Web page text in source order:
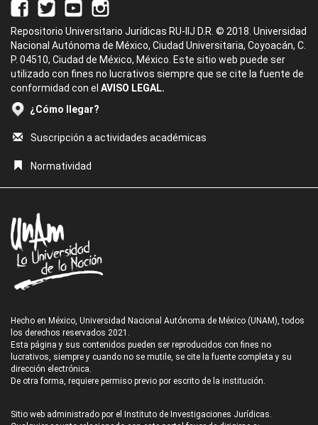
Repositorio Universitario Jurídicas RU-IIJ D.R. © 2018. Universidad
Nacional Autónoma de México, Ciudad Universitaria, Coyoacán, C.
P. 04510, Ciudad de México, México. Este sitio web puede ser
utilizado con fines no lucrativos siempre que se cite la fuente de
conformidad con el AVISO LEGAL.
¿Cómo llegar?
Suscripción a actividades académicas
Normatividad
Hecho en México, Universidad Nacional Autónoma de México (UNAM), todos
los derechos reservados 2021.
Esta página y sus contenidos pueden ser reproducidos con fines no
lucrativos, siempre y cuando no se mutile, se cite la fuente completa y su
dirección electrónica.
De otra forma, requiere permiso previo por escrito de la institución.
Sitio web administrado por el Instituto de Investigaciones Jurídicas.